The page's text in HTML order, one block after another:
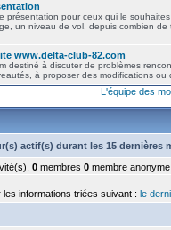
présentation pour ceux qui le
un niveau de vol, depuis combien de
www.delta-club-82.com
destiné à discuter de problèmes
à proposer des modifications ou
L'équipe des
actif(s) durant les 15 dernières
0 membres 0 membre anonyme
les informations triées suivant : le